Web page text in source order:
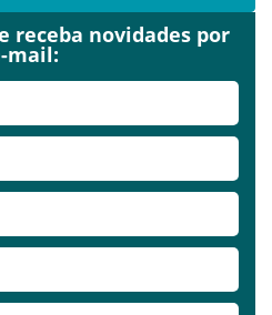
receba novidades por
mail: